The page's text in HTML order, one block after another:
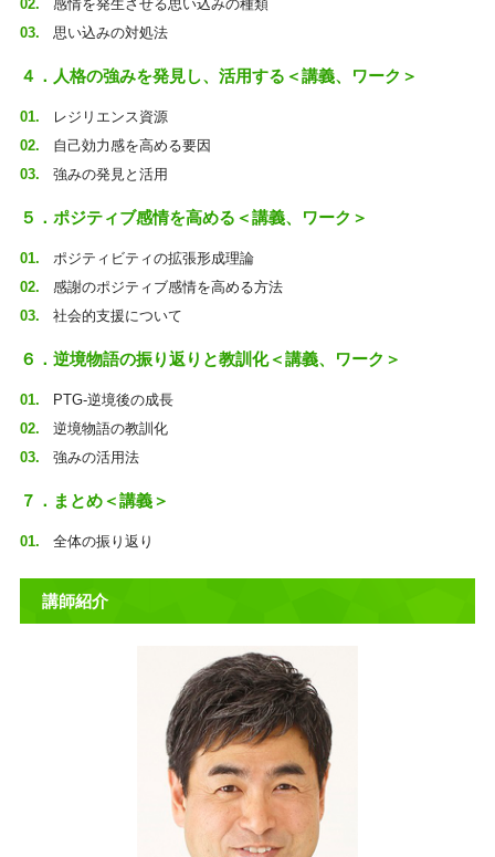
感情を発生させる思い込みの種類
思い込みの対処法
４．人格の強みを発見し、活用する＜講義、ワーク＞
レジリエンス資源
自己効力感を高める要因
強みの発見と活用
５．ポジティブ感情を高める＜講義、ワーク＞
ポジティビティの拡張形成理論
感謝のポジティブ感情を高める方法
社会的支援について
６．逆境物語の振り返りと教訓化＜講義、ワーク＞
PTG-逆境後の成長
逆境物語の教訓化
強みの活用法
７．まとめ＜講義＞
全体の振り返り
講師紹介